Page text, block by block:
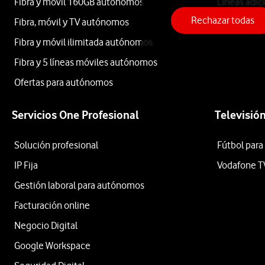
Philips
OPPO
Huawei
Ordenar
por:
Fibra, móvil y TV autónomos
Fibra y móvil ilimitada autónomos
Fibra y 5 líneas móviles autónomos
Ofertas para autónomos
Roaming
Servicios One Profesional
Solución profesional
IP Fija
Gestión laboral para autónomos
Facturación online
Negocio Digital
Google Workspace
Televisión
Fútbol
Vodafone
Rechazar todas